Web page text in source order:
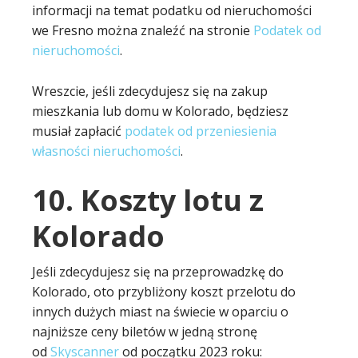
informacji na temat podatku od nieruchomości
we Fresno można znaleźć na stronie Podatek od
nieruchomości.
Wreszcie, jeśli zdecydujesz się na zakup
mieszkania lub domu w Kolorado, będziesz
musiał zapłacić podatek od przeniesienia
własności nieruchomości.
10. Koszty lotu z
Kolorado
Jeśli zdecydujesz się na przeprowadzkę do
Kolorado, oto przybliżony koszt przelotu do
innych dużych miast na świecie w oparciu o
najniższe ceny biletów w jedną stronę
od Skyscannerod początku 2023 roku: